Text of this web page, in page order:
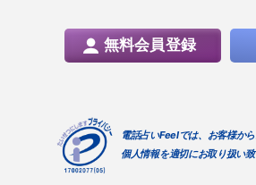
無料会員登録
電話占いFeelでは、お客様か
個人情報を適切にお取り扱い